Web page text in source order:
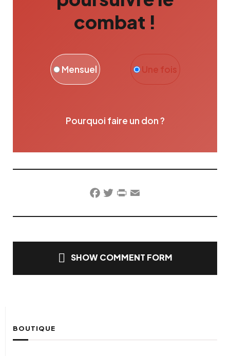
combat !
Une fois
Mensuel
Pourquoi faire un don ?
Facebook
TwitterPrintFriendly
Email
SHOW COMMENT FORM
BOUTIQUE